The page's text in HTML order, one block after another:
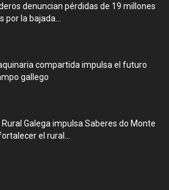
denuncian pérdidas de 19 millones
por la bajada...
compartida impulsa el futuro
gallego
Rural Galega impulsa Saberes do Monte
el rural...